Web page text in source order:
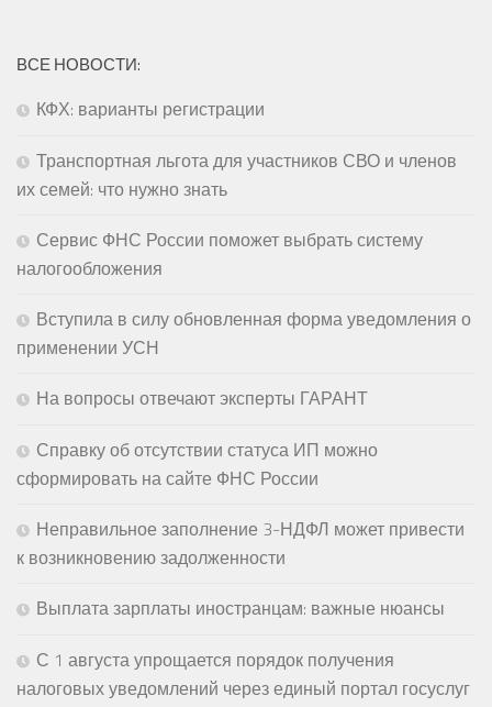
ВСЕ НОВОСТИ:
КФХ: варианты регистрации
Транспортная льгота для участников СВО и членов
их семей: что нужно знать
Сервис ФНС России поможет выбрать систему
налогообложения
Вступила в силу обновленная форма уведомления о
применении УСН
На вопросы отвечают эксперты ГАРАНТ
Справку об отсутствии статуса ИП можно
сформировать на сайте ФНС России
Неправильное заполнение 3-НДФЛ может привести
к возникновению задолженности
Выплата зарплаты иностранцам: важные нюансы
С 1 августа упрощается порядок получения
налоговых уведомлений через единый портал госуслуг